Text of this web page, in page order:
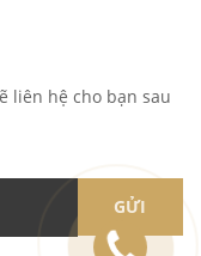
liên hệ cho bạn sau